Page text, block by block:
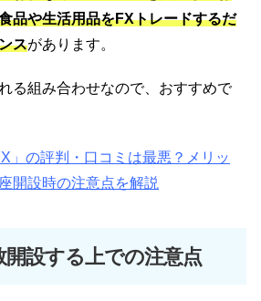
品や生活用品をFXトレードするだ
スがあります。
る組み合わせなので、おすすめで
」の評判・口コミは最悪？メリッ
開設時の注意点を解説
開設する上での注意点